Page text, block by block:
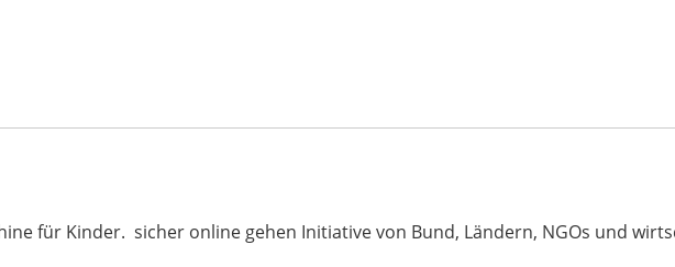
für Kinder. sicher online gehen Initiative von Bund, Ländern, NGOs und